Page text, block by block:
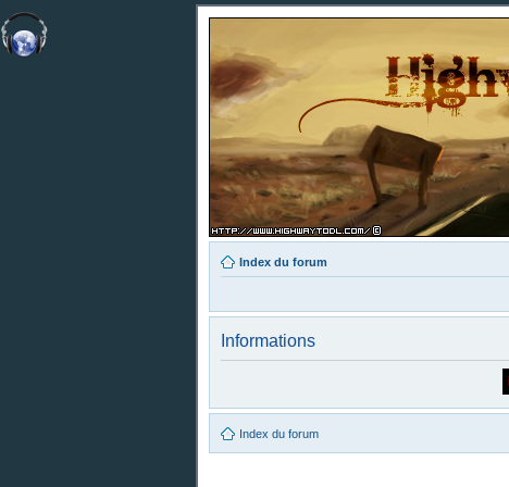
Index du forum
Informations
Index du forum